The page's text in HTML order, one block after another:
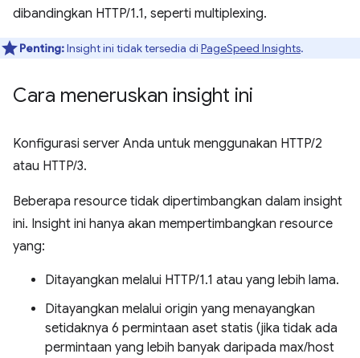
dibandingkan HTTP/1.1, seperti multiplexing.
Penting:Insight ini tidak tersedia di PageSpeed Insights.
Cara meneruskan insight ini
Konfigurasi server Anda untuk menggunakan HTTP/2
atau HTTP/3.
Beberapa resource tidak dipertimbangkan dalam insight
ini. Insight ini hanya akan mempertimbangkan resource
yang:
Ditayangkan melalui HTTP/1.1 atau yang lebih lama.
Ditayangkan melalui origin yang menayangkan
setidaknya 6 permintaan aset statis (jika tidak ada
permintaan yang lebih banyak daripada max/host